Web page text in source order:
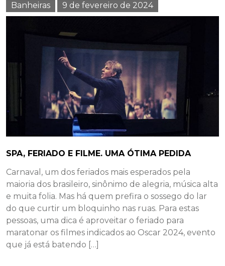
Banheiras 9 de fevereiro de 2024
SPA, FERIADO E FILME. UMA ÓTIMA PEDIDA
Carnaval, um dos feriados mais esperados pela
maioria dos brasileiro, sinônimo de alegria, música alta
e muita folia. Mas há quem prefira o sossego do lar
do que curtir um bloquinho nas ruas. Para estas
pessoas, uma dica é aproveitar o feriado para
maratonar os filmes indicados ao Oscar 2024, evento
que já está batendo […]